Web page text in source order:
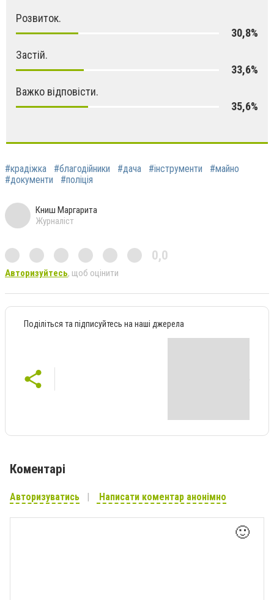
Розвиток.
30,8%
Застій.
33,6%
Важко відповісти.
35,6%
#крадіжка #благодійники #дача #інструменти
#майно
#документи
#поліція
Книш Маргарита
Журналіст
0,0
Авторизуйтесь, щоб оцінити
Поділіться та підписуйтесь на наші джерела
Коментарі
Авторизуватись Написати коментар анонімно
🙂